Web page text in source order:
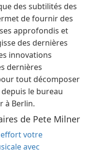
des subtilités des
de fournir des
approfondis et
des dernières
innovations
dernières
tout décomposer
le bureau
à Berlin.
de Pete Milner
effort votre
avec